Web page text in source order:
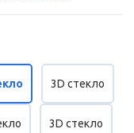
3D стекло
3D стекло